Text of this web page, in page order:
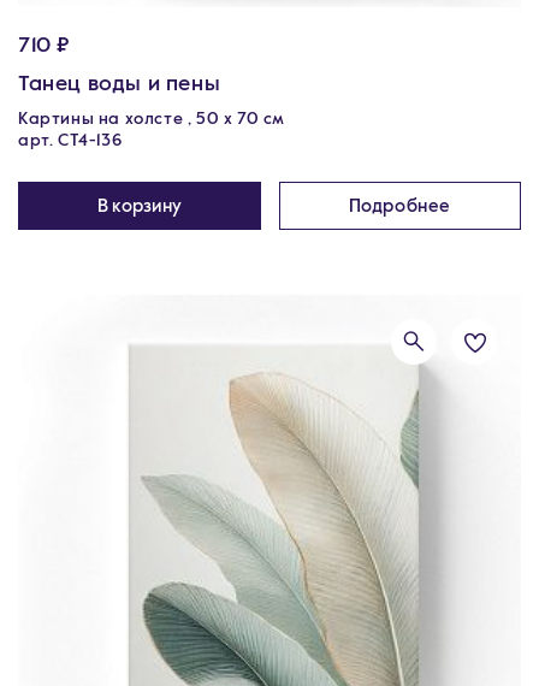
710 ₽
Танец воды и пены
Картины на холсте , 50 х 70 см
арт. CT4-136
В корзину Подробнее